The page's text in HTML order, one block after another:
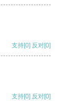
支持[0] 反对[0]
支持[0] 反对[0]